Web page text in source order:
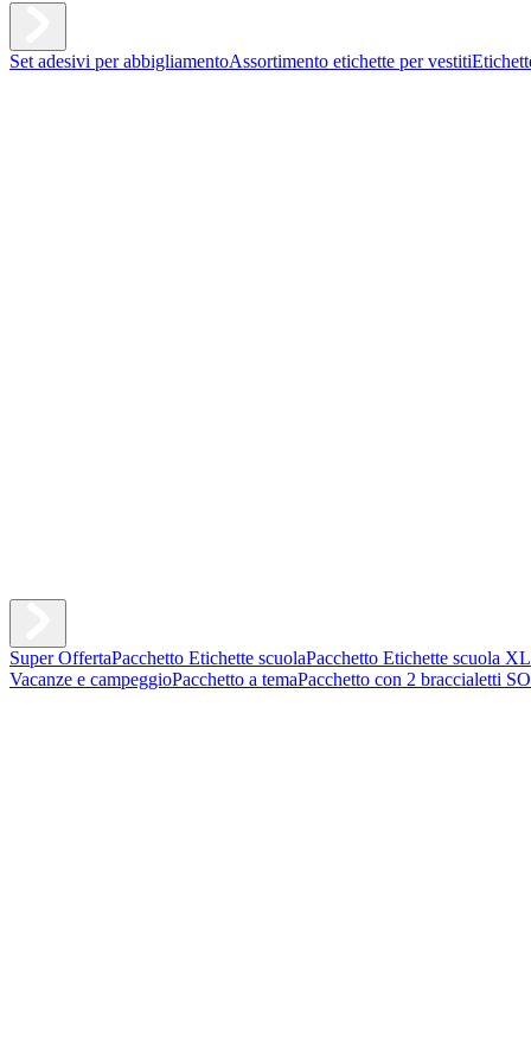
Set adesivi per abbigliamentoAssortimento etichette per vestiti
Super OffertaPacchetto Etichette scuolaPacchetto Etichette scuola XL
Vacanze e campeggioPacchetto a temaPacchetto con 2 braccialetti